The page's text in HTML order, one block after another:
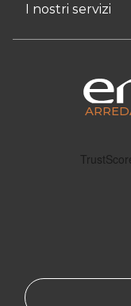
I nostri servizi